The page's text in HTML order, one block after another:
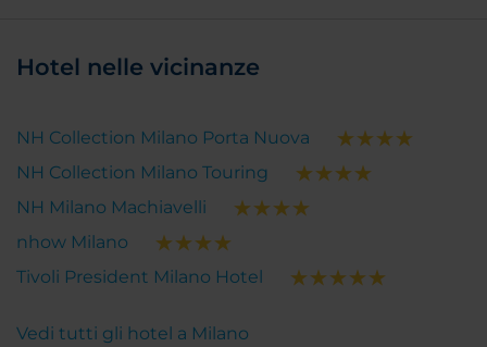
Hotel nelle vicinanze
NH Collection Milano Porta Nuova
NH Collection Milano Touring
NH Milano Machiavelli
nhow Milano
Tivoli President Milano Hotel
Vedi tutti gli hotel a Milano